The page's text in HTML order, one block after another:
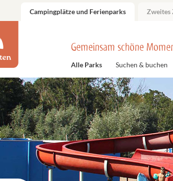
Campingplätze und Ferienparks Zweites
Gemeinsam schöne
Alle Parks Suchen & buchen